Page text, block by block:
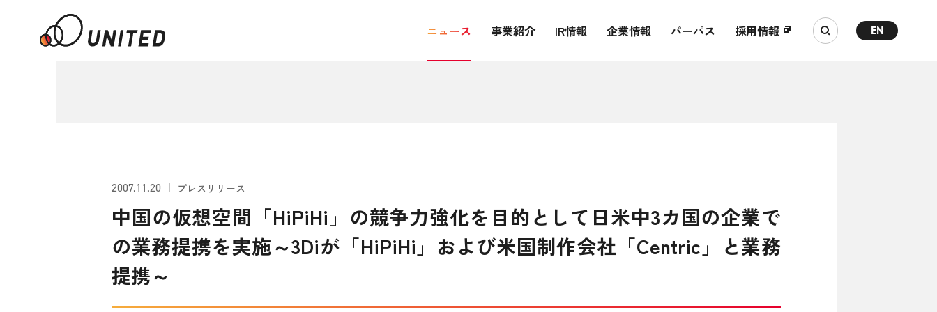
ニュース 事業紹介 IR情報 企業情報 パーパス 採用情報 EN
2007.11.20 プレスリリース
中国の仮想空間「HiPiHi」の競争力強化を目的として日米中3カ国の企業で
の業務提携を実施～3Diが「HiPiHi」および米国制作会社「Centric」と業務
提携～